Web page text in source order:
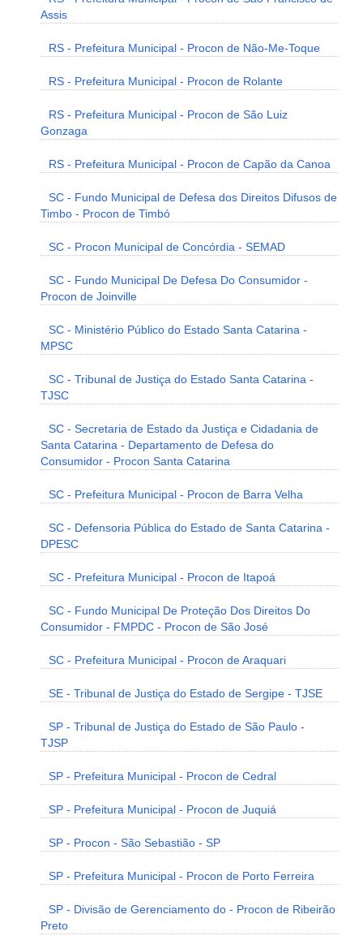
Assis
RS - Prefeitura Municipal - Procon de Não-Me-Toque
RS - Prefeitura Municipal - Procon de Rolante
RS - Prefeitura Municipal - Procon de São Luiz
Gonzaga
RS - Prefeitura Municipal - Procon de Capão da Canoa
SC - Fundo Municipal de Defesa dos Direitos Difusos de
Timbo - Procon de Timbó
SC - Procon Municipal de Concórdia - SEMAD
SC - Fundo Municipal De Defesa Do Consumidor -
Procon de Joinville
SC - Ministério Público do Estado Santa Catarina -
MPSC
SC - Tribunal de Justiça do Estado Santa Catarina -
TJSC
SC - Secretaria de Estado da Justiça e Cidadania de
Santa Catarina - Departamento de Defesa do
Consumidor - Procon Santa Catarina
SC - Prefeitura Municipal - Procon de Barra Velha
SC - Defensoria Pública do Estado de Santa Catarina -
DPESC
SC - Prefeitura Municipal - Procon de Itapoá
SC - Fundo Municipal De Proteção Dos Direitos Do
Consumidor - FMPDC - Procon de São José
SC - Prefeitura Municipal - Procon de Araquari
SE - Tribunal de Justiça do Estado de Sergipe - TJSE
SP - Tribunal de Justiça do Estado de São Paulo -
TJSP
SP - Prefeitura Municipal - Procon de Cedral
SP - Prefeitura Municipal - Procon de Juquiá
SP - Procon - São Sebastião - SP
SP - Prefeitura Municipal - Procon de Porto Ferreira
SP - Divisão de Gerenciamento do - Procon de Ribeirão
Preto